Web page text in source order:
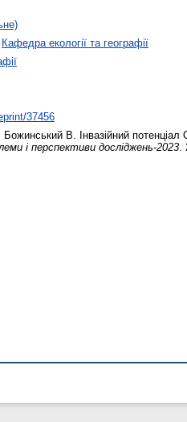
Кафедра екології та географії
37456
Божинський В. Інвазійний
і перспективи досліджень-2023.